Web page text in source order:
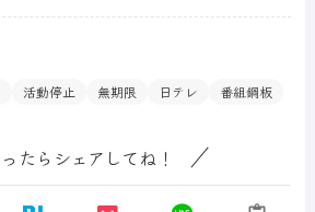
活動停止 無期限 日テレ 番組鋼板
たらシェアしてね！